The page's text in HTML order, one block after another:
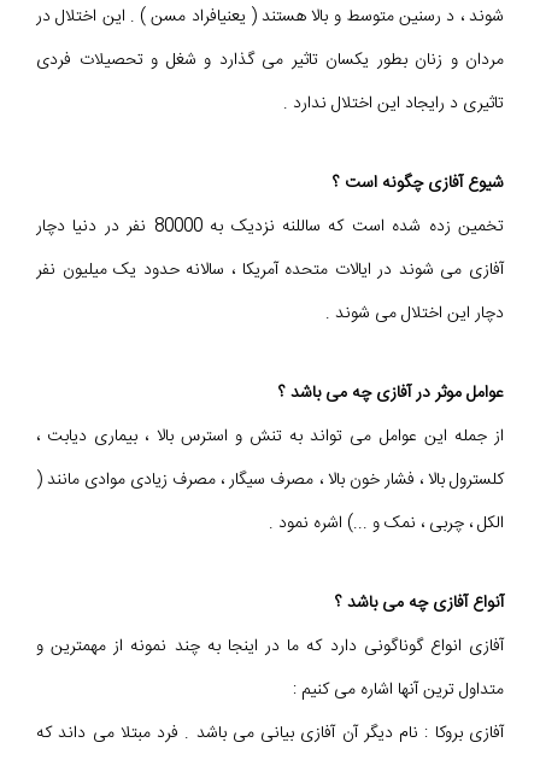
شوند ، د رسنین متوسط و بالا هستند ( یعنیافراد مسن ) . این اختلال در
مردان و زنان بطور یکسان تاثیر می گذارد و شغل و تحصیلات فردی
تاثیری د رایجاد این اختلال ندارد .
شیوع آفازی چگونه است ؟
تخمین زده شده است که ساللنه نزدیک به 80000 نفر در دنیا دچار
آفازی می شوند در ایالات متحده آمریکا ، سالانه حدود یک میلیون نفر
دچار این اختلال می شوند .
عوامل موثر در آفازی چه می باشد ؟
از جمله این عوامل می تواند به تنش و استرس بالا ، بیماری دیابت ،
کلسترول بالا ، فشار خون بالا ، مصرف سیگار ، مصرف زیادی موادی مانند (
الکل ، چربی ، نمک و ...) اشره نمود .
آنواع آفازی چه می باشد ؟
آفازی انواع گوناگونی دارد که ما در اینجا به چند نمونه از مهمترین و
متداول ترین آنها اشاره می کنیم :
آفازی بروکا : نام دیگر آن آفازی بیانی می باشد . فرد مبتلا می داند که